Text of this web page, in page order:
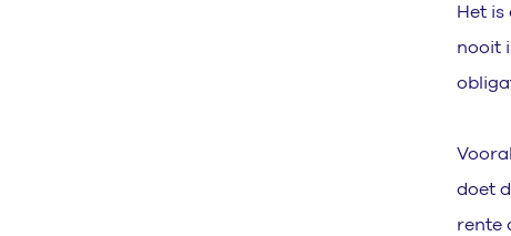
Het
nooit
doet
rente